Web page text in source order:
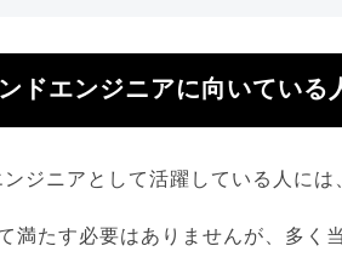
ドエンジニアに向いている
ジニアとして活躍している人には
満たす必要はありませんが、多く